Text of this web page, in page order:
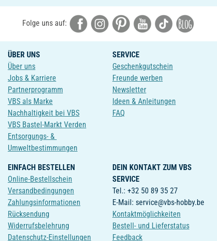
Folge uns auf:
ÜBER UNS
Über uns
Jobs & Karriere
Partnerprogramm
VBS als Marke
Nachhaltigkeit bei VBS
VBS Bastel-Markt Verden
Entsorgungs- &
Umweltbestimmungen
SERVICE
Geschenkgutschein
Freunde werben
Newsletter
Ideen & Anleitungen
FAQ
EINFACH BESTELLEN
Online-Bestellschein
Versandbedingungen
Zahlungsinformationen
Rücksendung
Widerrufsbelehrung
Datenschutz-Einstellungen
DEIN KONTAKT ZUM VBS
SERVICE
Tel.: +32 50 89 35 27
E-Mail: service@vbs-hobby.be
Kontaktmöglichkeiten
Bestell- und Lieferstatus
Feedback